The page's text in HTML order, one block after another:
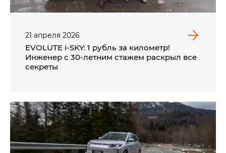
21 апреля 2026
EVOLUTE i‑SKY: 1 рубль за километр!
Инженер с 30-летним стажем раскрыл все
секреты